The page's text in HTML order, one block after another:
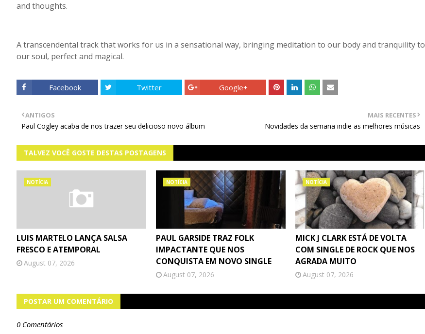
and thoughts.
A transcendental track that works for us in a sensational way, bringing meditation to our body and tranquility to
our soul, perfect and magical.
Facebook Twitter Google+
MAIS RECENTES
Novidades da semana indie as melhores músicas
ANTIGOS
Paul Cogley acaba de nos trazer seu delicioso novo álbum
TALVEZ VOCÊ GOSTE DESTAS POSTAGENS
NOTÍCIA
LUIS MARTELO LANÇA SALSA
FRESCO E ATEMPORAL
August 07, 2026
NOTÍCIA
PAUL GARSIDE TRAZ FOLK
IMPACTANTE QUE NOS
CONQUISTA EM NOVO SINGLE
August 07, 2026
NOTÍCIA
MICK J CLARK ESTÁ DE VOLTA
COM SINGLE DE ROCK QUE NOS
AGRADA MUITO
August 07, 2026
POSTAR UM COMENTÁRIO
0 Comentários